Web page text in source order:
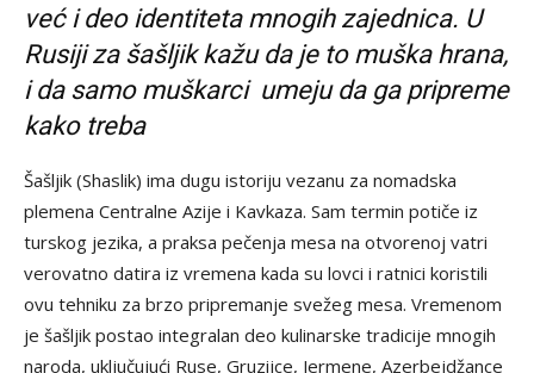
već i deo identiteta mnogih zajednica. U
Rusiji za šašljik kažu da je to muška hrana,
i da samo muškarci umeju da ga pripreme
kako treba
Šašljik (Shaslik) ima dugu istoriju vezanu za nomadska
plemena Centralne Azije i Kavkaza. Sam termin potiče iz
turskog jezika, a praksa pečenja mesa na otvorenoj vatri
verovatno datira iz vremena kada su lovci i ratnici koristili
ovu tehniku za brzo pripremanje svežeg mesa. Vremenom
je šašljik postao integralan deo kulinarske tradicije mnogih
naroda, uključujući Ruse, Gruzijce, Jermene, Azerbejdžance